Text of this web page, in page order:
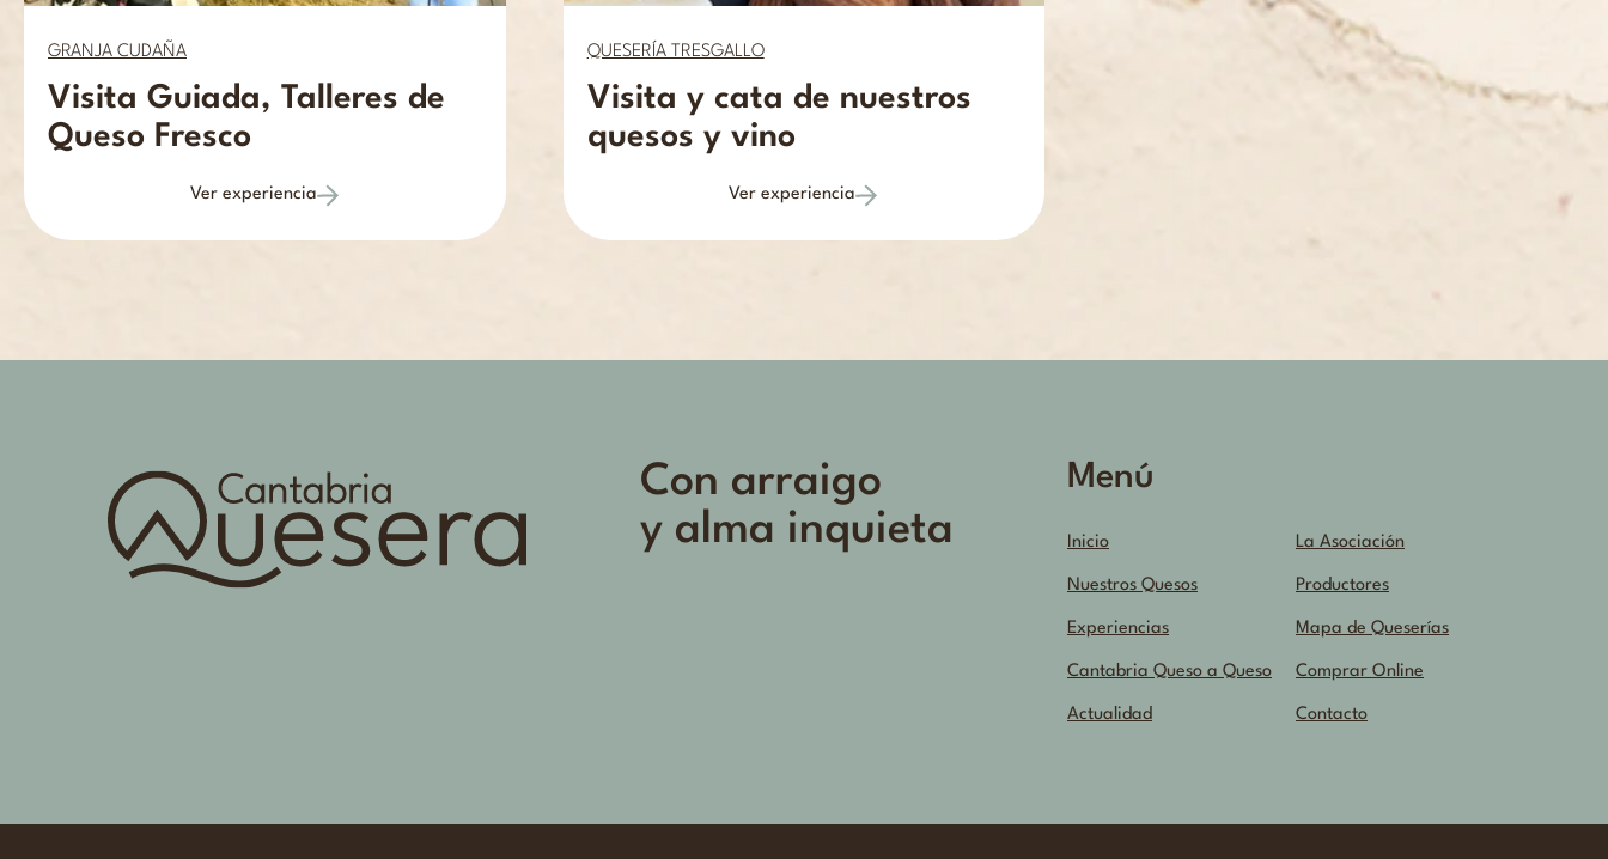
GRANJA CUDAÑA
Visita Guiada, Talleres de
Queso Fresco
Ver experiencia
QUESERÍA TRESGALLO
Visita y cata de nuestros
quesos y vino
Ver experiencia
Con arraigo
y alma inquieta
Menú
Inicio La Asociación
Nuestros Quesos Productores
Experiencias Mapa de Queserías
Cantabria Queso a Queso Comprar Online
Actualidad Contacto